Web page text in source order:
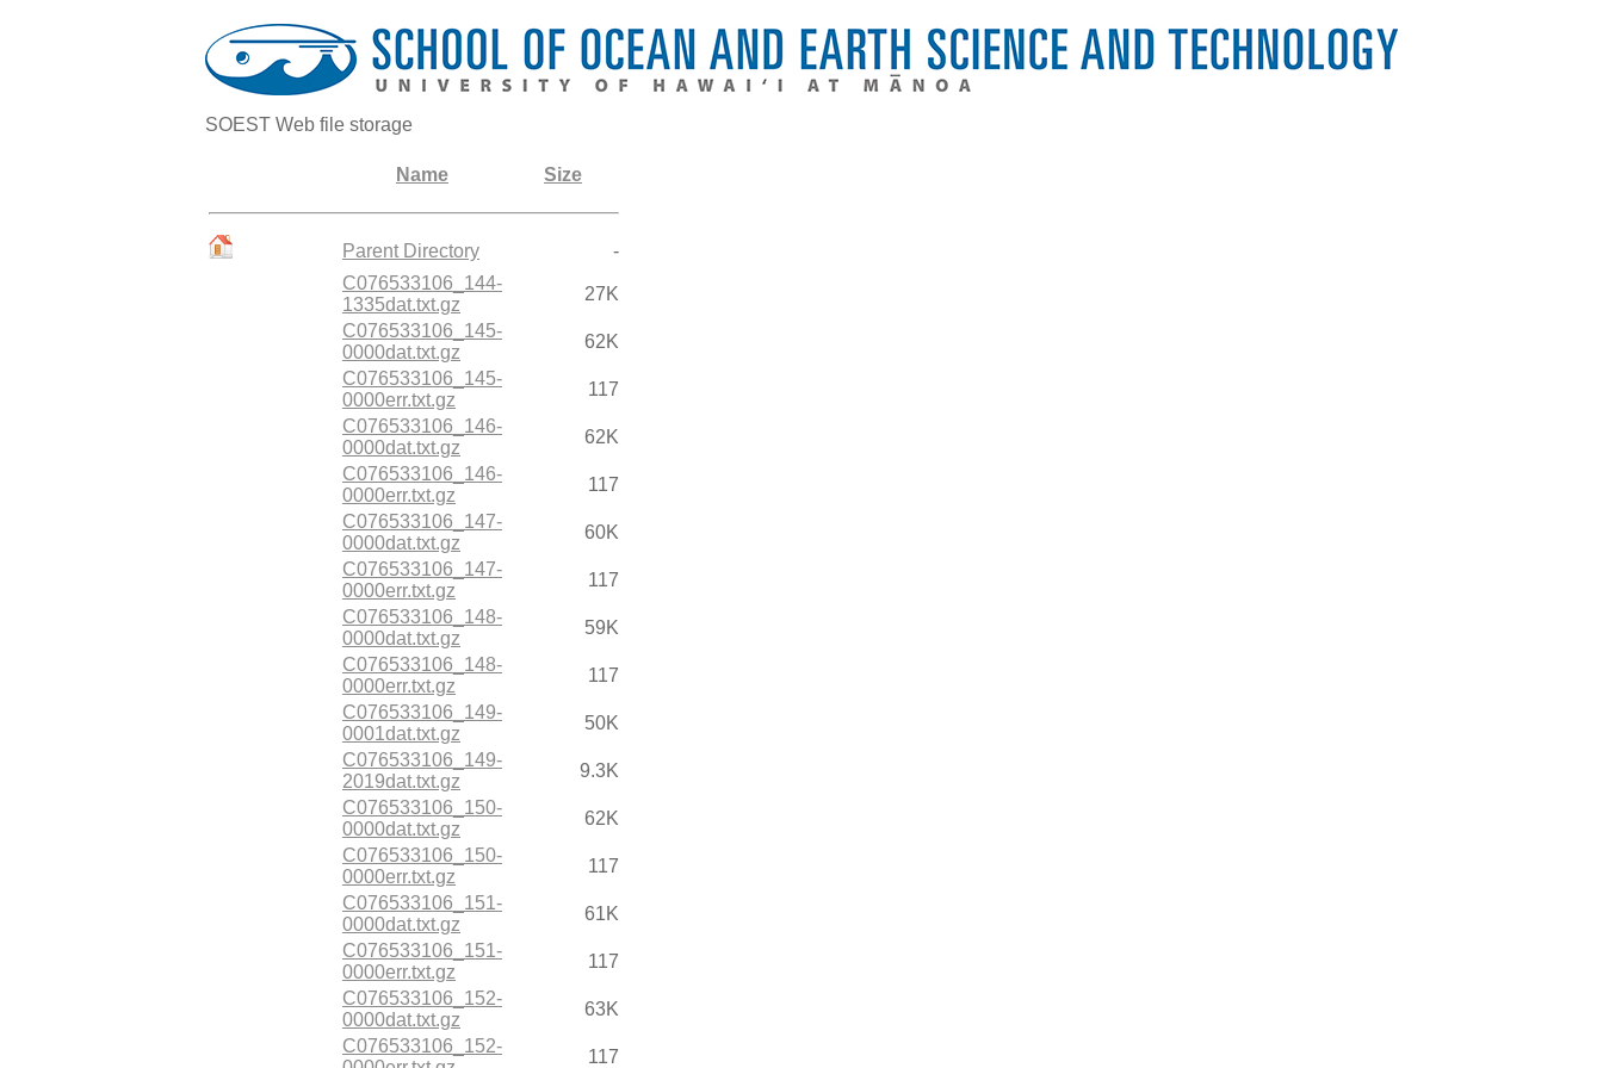
SOEST Web file storage
Name Size
Parent Directory
-
C076533106_144-
1335dat.txt.gz
27K
C076533106_145-
0000dat.txt.gz
62K
C076533106_145-
0000err.txt.gz
117
C076533106_146-
0000dat.txt.gz
62K
C076533106_146-
0000err.txt.gz
117
C076533106_147-
0000dat.txt.gz
60K
C076533106_147-
0000err.txt.gz
117
C076533106_148-
0000dat.txt.gz
59K
C076533106_148-
0000err.txt.gz
117
C076533106_149-
0001dat.txt.gz
50K
C076533106_149-
2019dat.txt.gz
9.3K
C076533106_150-
0000dat.txt.gz
62K
C076533106_150-
0000err.txt.gz
117
C076533106_151-
0000dat.txt.gz
61K
C076533106_151-
0000err.txt.gz
117
C076533106_152-
0000dat.txt.gz
63K
C076533106_152-
117